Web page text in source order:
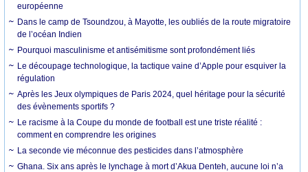
européenne
Dans le camp de Tsoundzou, à Mayotte, les oubliés de la route migratoire
de l’océan Indien
Pourquoi masculinisme et antisémitisme sont profondément liés
Le découpage technologique, la tactique vaine d’Apple pour esquiver la
régulation
Après les Jeux olympiques de Paris 2024, quel héritage pour la sécurité
des évènements sportifs ?
Le racisme à la Coupe du monde de football est une triste réalité :
comment en comprendre les origines
La seconde vie méconnue des pesticides dans l’atmosphère
Ghana. Six ans après le lynchage à mort d’Akua Denteh, aucune loi n’a